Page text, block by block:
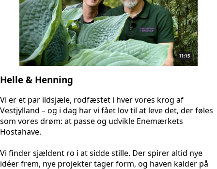
Helle & Henning
Vi er et par ildsjæle, rodfæstet i hver vores krog af
Vestjylland – og i dag har vi fået lov til at leve det, der føles
som vores drøm: at passe og udvikle Enemærkets
Hostahave.
Vi finder sjældent ro i at sidde stille. Der spirer altid nye
idéer frem, nye projekter tager form, og haven kalder på